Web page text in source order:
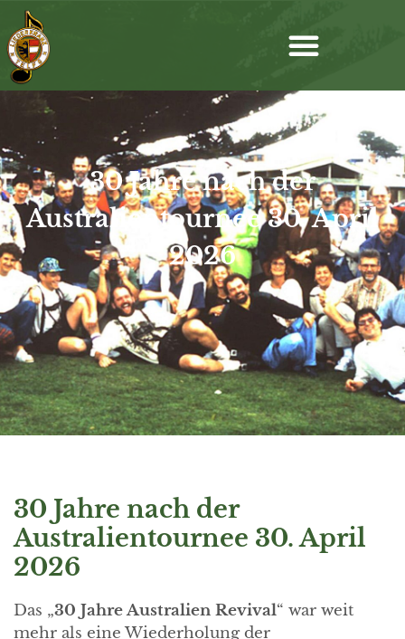
30 Jahre nach der
Australientournee 30. April
2026
30 Jahre nach der
Australientournee 30. April
2026
Das „30 Jahre Australien Revival“ war weit
mehr als eine Wiederholung der